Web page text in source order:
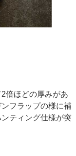
倍ほどの厚みがあ
フラップの様に補
ティング仕様が突